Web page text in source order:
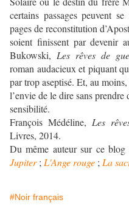
certains passages peuvent
pages de reconstitution
soient finissent par devenir
Bukowski, Les rêves de
roman audacieux et piquant
par trop aseptisé. Et, au
l’envie de le dire sans
sensibilité.
François Médéline, Les
Livres, 2014.
Du même auteur sur ce blog
Jupiter; L'Ange rouge ; La
#Noir français